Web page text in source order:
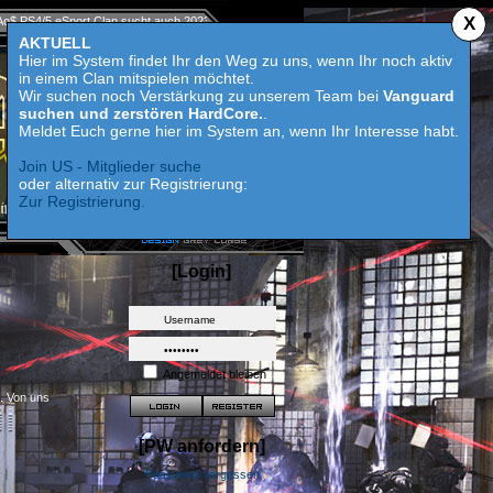
AKTUELL
Hier im System findet Ihr den Weg zu uns, wenn Ihr noch aktiv
in einem Clan mitspielen möchtet.
Wir suchen noch Verstärkung zu unserem Team bei Vanguard
suchen und zerstören HardCore.
Meldet Euch gerne hier im System an, wenn Ihr Interesse habt.
Join US - Mitglieder suche
oder alternativ zur Registrierung:
Zur Registrierung.
X
sucht auch 2023 Competition aktive Mitspieler für Call of Duty MW 2 - HardCore suchen
uns
[Login]
Angemeldet bleiben
[PW anfordern]
Password vergessen